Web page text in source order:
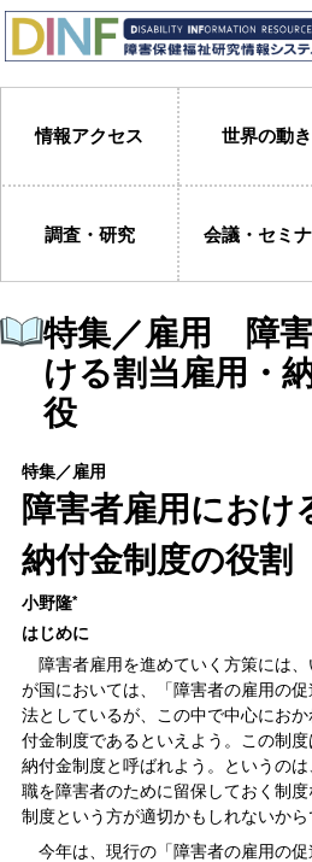
情報アクセス 世界の動き
調査・研究 会議・セミ
特集／雇用 障
ける割当雇用・
役
特集／雇用
障害者雇用におけ
納付金制度の役割
小野隆*
はじめに
障害者雇用を進めていく方策には
が国においては、「障害者の雇用の
法としているが、この中で中心にお
付金制度であるといえよう。この制度
納付金制度と呼ばれよう。というの
職を障害者のために留保しておく制
制度という方が適切かもしれないから
今年は、現行の「障害者の雇用の